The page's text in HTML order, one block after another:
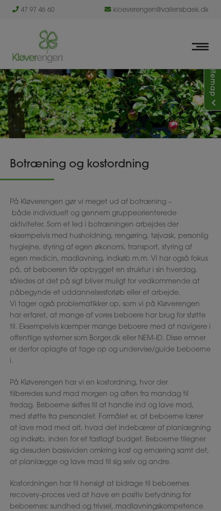
47 97 46 60 kloeverengen@vallensbaek.dk
Botræning og kostordning
På Kløverengen gør vi meget ud af botræning –
både individuelt og gennem gruppeorienterede
aktiviteter. Som et led i botræningen arbejdes der
eksempelvis med husholdning, rengøring, tøjvask, personlig
hygiejne, styring af egen økonomi, transport, styring af
egen medicin, madlavning, indkøb m.m. Vi har også fokus
på, at beboeren får opbygget en struktur i sin hverdag,
således at det på sigt bliver muligt for vedkommende at
påbegynde et uddannelsesforløb eller et arbejde.
Vi tager også problematikker op, som vi på Kløverengen
har erfaret, at mange af vores beboere har brug for støtte
til. Eksempelvis kæmper mange beboere med at navigere i
offentlige systemer som Borger.dk eller NEM-ID. Disse emner
er derfor oplagte at tage op og undervise/guide beboerne
i.
På Kløverengen har vi en kostordning, hvor der
tilberedes sund mad morgen og aften fra mandag til
fredag. Beboerne skiftes til at handle ind og lave mad,
med støtte fra personalet. Formålet er, at beboerne lærer
at lave mad med alt, hvad det indebærer af planlægning
og indkøb, inden for et fastlagt budget. Beboerne tilegner
sig desuden basisviden omkring kost og ernæring samt det,
at planlægge og lave mad til sig selv og andre.
Kostordningen har til hensigt at bidrage til beboernes
recovery-proces ved at have en positiv betydning for
beboernes: sundhed og trivsel, madlavningskompetence
Sitemap